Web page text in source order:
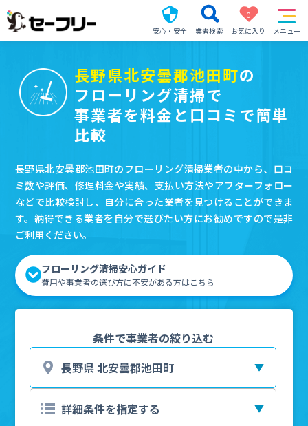
安心・安全 業者検索
0
お気に入り
メニュー
長野県北安曇郡池田町の
フローリング清掃で
事業者を料金と口コミで簡単
比較
長野県北安曇郡池田町のフローリング清掃業者の中から、口コ
ミ数や評価、修理料金や実績、支払い方法やアフターフォロー
などで比較検討し、自分に合った業者を見つけることができま
す。納得できる業者を自分で選びたい方にお勧めですので是非
ご利用ください。
フローリング清掃安心ガイド
費用や事業者の選び方に不安がある方はこちら
条件で事業者の絞り込む